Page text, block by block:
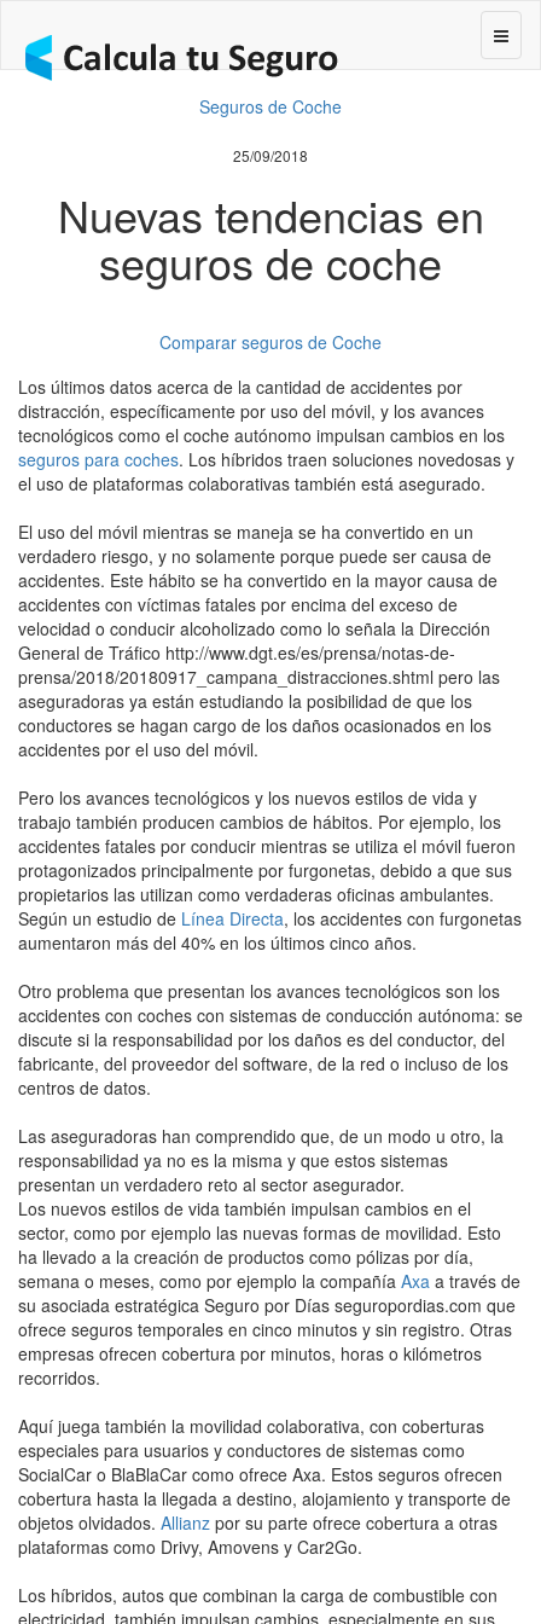
Seguros de Coche
25/09/2018
Nuevas tendencias en
seguros de coche
Comparar seguros de Coche
Los últimos datos acerca de la cantidad de accidentes por
distracción, específicamente por uso del móvil, y los avances
tecnológicos como el coche autónomo impulsan cambios en los
seguros para coches. Los híbridos traen soluciones novedosas y
el uso de plataformas colaborativas también está asegurado.
El uso del móvil mientras se maneja se ha convertido en un
verdadero riesgo, y no solamente porque puede ser causa de
accidentes. Este hábito se ha convertido en la mayor causa de
accidentes con víctimas fatales por encima del exceso de
velocidad o conducir alcoholizado como lo señala la Dirección
General de Tráfico http://www.dgt.es/es/prensa/notas-de-
prensa/2018/20180917_campana_distracciones.shtml pero las
aseguradoras ya están estudiando la posibilidad de que los
conductores se hagan cargo de los daños ocasionados en los
accidentes por el uso del móvil.
Pero los avances tecnológicos y los nuevos estilos de vida y
trabajo también producen cambios de hábitos. Por ejemplo, los
accidentes fatales por conducir mientras se utiliza el móvil fueron
protagonizados principalmente por furgonetas, debido a que sus
propietarios las utilizan como verdaderas oficinas ambulantes.
Según un estudio de Línea Directa, los accidentes con furgonetas
aumentaron más del 40% en los últimos cinco años.
Otro problema que presentan los avances tecnológicos son los
accidentes con coches con sistemas de conducción autónoma: se
discute si la responsabilidad por los daños es del conductor, del
fabricante, del proveedor del software, de la red o incluso de los
centros de datos.
Las aseguradoras han comprendido que, de un modo u otro, la
responsabilidad ya no es la misma y que estos sistemas
presentan un verdadero reto al sector asegurador.
Los nuevos estilos de vida también impulsan cambios en el
sector, como por ejemplo las nuevas formas de movilidad. Esto
ha llevado a la creación de productos como pólizas por día,
semana o meses, como por ejemplo la compañía Axa a través de
su asociada estratégica Seguro por Días seguropordias.com que
ofrece seguros temporales en cinco minutos y sin registro. Otras
empresas ofrecen cobertura por minutos, horas o kilómetros
recorridos.
Aquí juega también la movilidad colaborativa, con coberturas
especiales para usuarios y conductores de sistemas como
SocialCar o BlaBlaCar como ofrece Axa. Estos seguros ofrecen
cobertura hasta la llegada a destino, alojamiento y transporte de
objetos olvidados. Allianz por su parte ofrece cobertura a otras
plataformas como Drivy, Amovens y Car2Go.
Los híbridos, autos que combinan la carga de combustible con
electricidad, también impulsan cambios, especialmente en sus